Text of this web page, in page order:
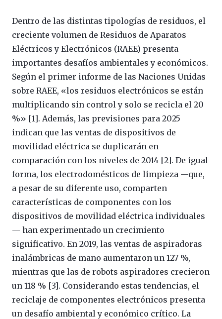
Dentro de las distintas tipologías de residuos, el
creciente volumen de Residuos de Aparatos
Eléctricos y Electrónicos (RAEE) presenta
importantes desafíos ambientales y económicos.
Según el primer informe de las Naciones Unidas
sobre RAEE, «los residuos electrónicos se están
multiplicando sin control y solo se recicla el 20
%» [1]. Además, las previsiones para 2025
indican que las ventas de dispositivos de
movilidad eléctrica se duplicarán en
comparación con los niveles de 2014 [2]. De igual
forma, los electrodomésticos de limpieza —que,
a pesar de su diferente uso, comparten
características de componentes con los
dispositivos de movilidad eléctrica individuales
— han experimentado un crecimiento
significativo. En 2019, las ventas de aspiradoras
inalámbricas de mano aumentaron un 127 %,
mientras que las de robots aspiradores crecieron
un 118 % [3]. Considerando estas tendencias, el
reciclaje de componentes electrónicos presenta
un desafío ambiental y económico crítico. La